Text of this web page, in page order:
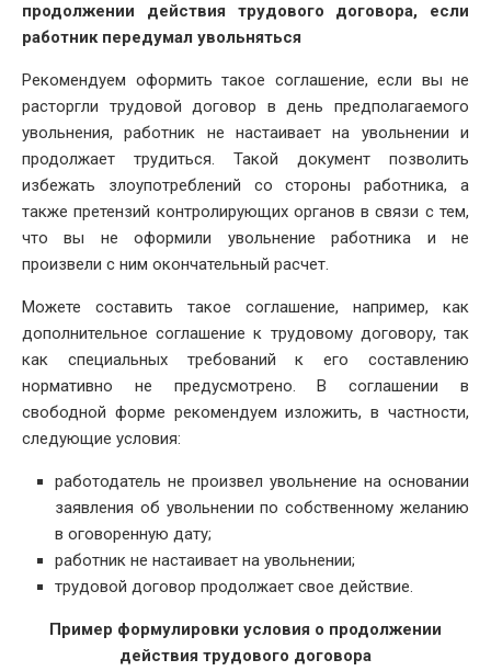
продолжении действия трудового договора, если
работник передумал увольняться
Рекомендуем оформить такое соглашение, если вы не
расторгли трудовой договор в день предполагаемого
увольнения, работник не настаивает на увольнении и
продолжает трудиться. Такой документ позволить
избежать злоупотреблений со стороны работника, а
также претензий контролирующих органов в связи с тем,
что вы не оформили увольнение работника и не
произвели с ним окончательный расчет.
Можете составить такое соглашение, например, как
дополнительное соглашение к трудовому договору, так
как специальных требований к его составлению
нормативно не предусмотрено. В соглашении в
свободной форме рекомендуем изложить, в частности,
следующие условия:
работодатель не произвел увольнение на основании
заявления об увольнении по собственному желанию
в оговоренную дату;
работник не настаивает на увольнении;
трудовой договор продолжает свое действие.
Пример формулировки условия о продолжении
действия трудового договора